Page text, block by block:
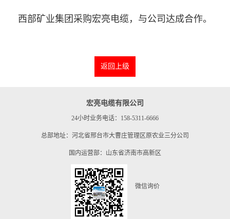
西部矿业集团采购宏亮电缆，与公司达成合作。
返回上级
宏亮电缆有限公司
24小时业务电话：158-5311-6666
总部地址：河北省邢台市大曹庄管理区原农业三分公司
国内运营部：山东省济南市高新区
微信询价